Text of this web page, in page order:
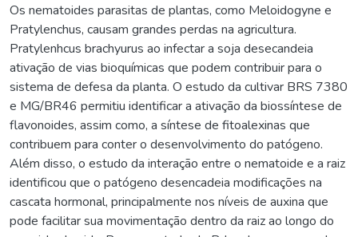
Os nematoides parasitas de plantas, como Meloidogyne e
Pratylenchus, causam grandes perdas na agricultura.
Pratylenhcus brachyurus ao infectar a soja desecandeia
ativação de vias bioquímicas que podem contribuir para o
sistema de defesa da planta. O estudo da cultivar BRS 7380
e MG/BR46 permitiu identificar a ativação da biossíntese de
flavonoides, assim como, a síntese de fitoalexinas que
contribuem para conter o desenvolvimento do patógeno.
Além disso, o estudo da interação entre o nematoide e a raiz
identificou que o patógeno desencadeia modificações na
cascata hormonal, principalmente nos níveis de auxina que
pode facilitar sua movimentação dentro da raiz ao longo do